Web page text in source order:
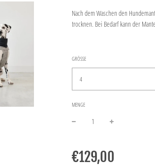
Nach dem Waschen den
trocknen. Bei Bedarf kann der
GRÖSSE
4
MENGE
Preis
€129,00